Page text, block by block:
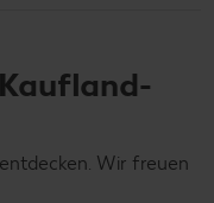
Wir freuen